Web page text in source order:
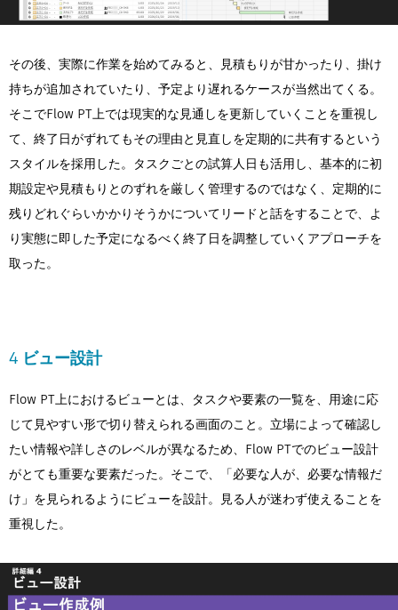
その後、実際に作業を始めてみると、見積もりが甘かったり、掛け
持ちが追加されていたり、予定より遅れるケースが当然出てくる。
そこでFlow PT上では現実的な見通しを更新していくことを重視し
て、終了日がずれてもその理由と見直しを定期的に共有するという
スタイルを採用した。タスクごとの試算人日も活用し、基本的に初
期設定や見積もりとのずれを厳しく管理するのではなく、定期的に
残りどれぐらいかかりそうかについてリードと話をすることで、よ
り実態に即した予定になるべく終了日を調整していくアプローチを
取った。
4 ビュー設計
Flow PT上におけるビューとは、タスクや要素の一覧を、用途に応
じて見やすい形で切り替えられる画面のこと。立場によって確認し
たい情報や詳しさのレベルが異なるため、Flow PTでのビュー設計
がとても重要な要素だった。そこで、「必要な人が、必要な情報だ
け」を見られるようにビューを設計。見る人が迷わず使えることを
重視した。